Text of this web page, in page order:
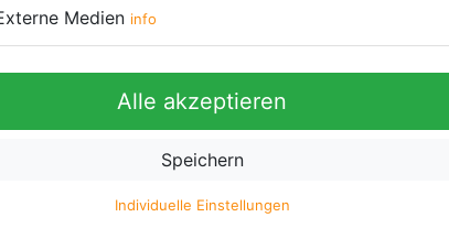
Medien info
Alle akzeptieren
Speichern
Individuelle Einstellungen